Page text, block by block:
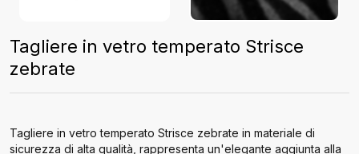
Tagliere in vetro temperato Strisce
zebrate
Tagliere in vetro temperato Strisce zebrate in materiale di
sicurezza di alta qualità, rappresenta un'elegante aggiunta alla